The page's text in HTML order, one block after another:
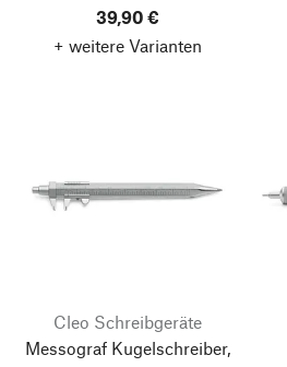
39,90 €
+ weitere Varianten
Cleo Schreibgeräte
Messograf Kugelschreiber,